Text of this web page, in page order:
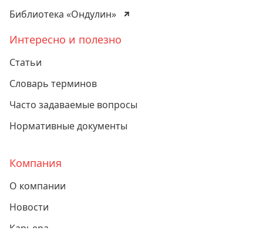
Библиотека «Ондулин»
Интересно и полезно
Статьи
Словарь терминов
Часто задаваемые вопросы
Нормативные документы
Компания
О компании
Новости
Карьера